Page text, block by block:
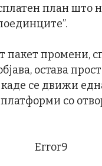
план што
пакет промени,
остава
се движи
со
Error9